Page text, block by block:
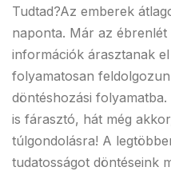
Tudtad?Az emberek
naponta. Már az
információk árasztanak
folyamatosan
döntéshozási
is fárasztó, hát még
túlgondolásra! A
tudatosságot döntéseink